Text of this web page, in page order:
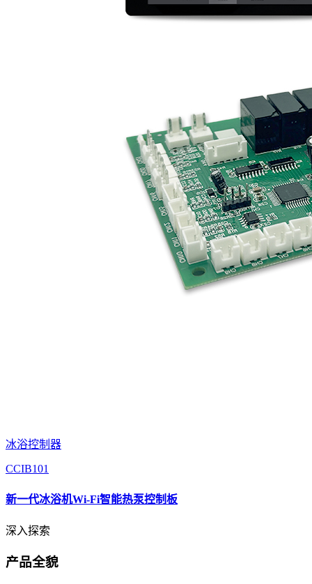
冰浴控制器
CCIB101
新一代冰浴机Wi-Fi智能热泵控制板
深入探索
产品全貌